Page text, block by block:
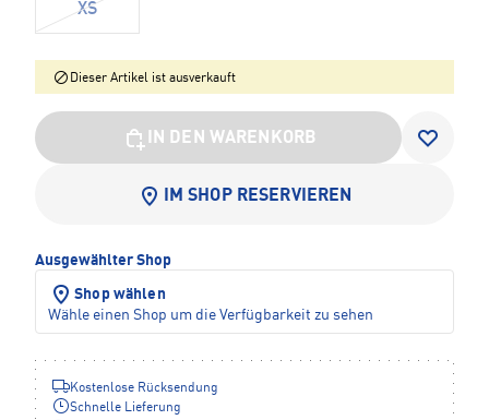
XS
Dieser Artikel ist ausverkauft
IN DEN WARENKORB
IM SHOP RESERVIEREN
Ausgewählter Shop
Shop wählen
Wähle einen Shop um die Verfügbarkeit zu sehen
Kostenlose Rücksendung
Schnelle Lieferung